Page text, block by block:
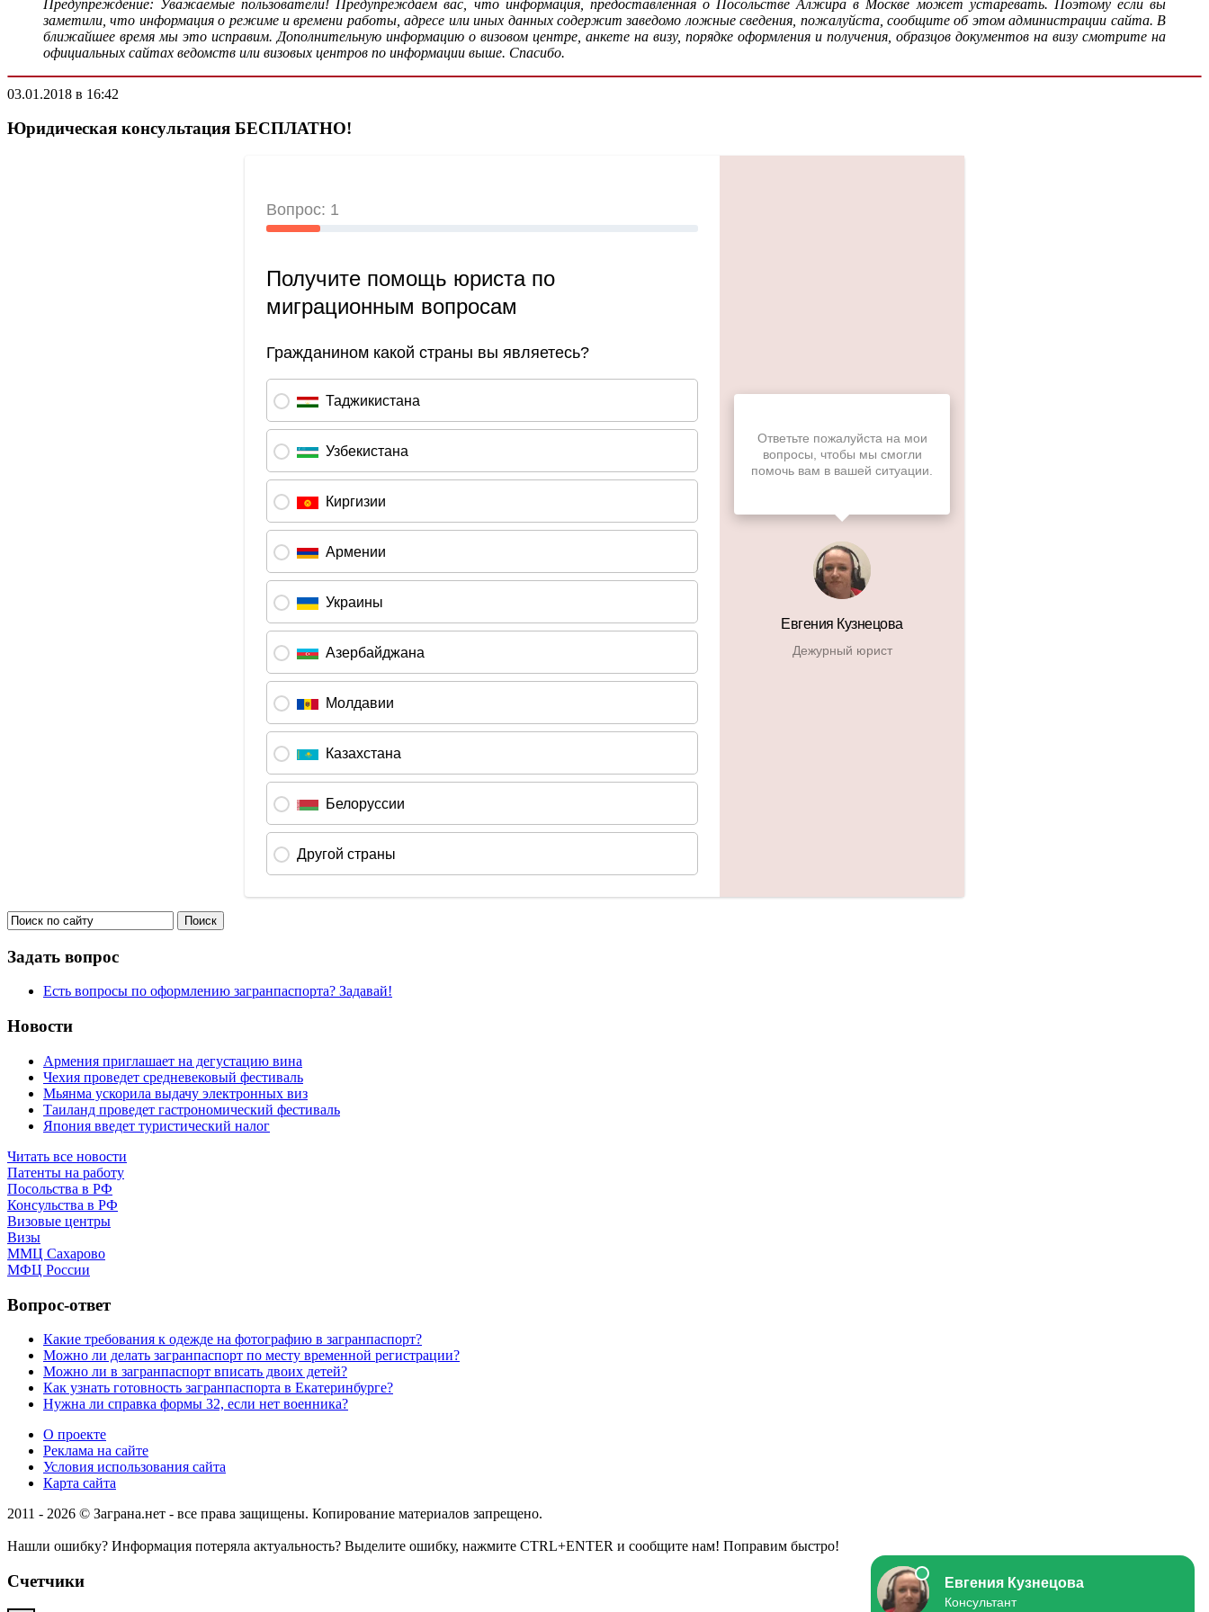
Предупреждение: Уважаемые пользователи! Предупреждаем вас, что информация, предоставленная о Посольстве Алжира в Москве может устаревать. Поэтому если вы
заметили, что информация о режиме и времени работы, адресе или иных данных содержит заведомо ложные сведения, пожалуйста, сообщите об этом администрации сайта. В
ближайшее время мы это исправим. Дополнительную информацию о визовом центре, анкете на визу, порядке оформления и получения, образцов документов на визу смотрите на
официальных сайтах ведомств или визовых центров по информации выше. Спасибо.
03.01.2018 в 16:42
Юридическая консультация БЕСПЛАТНО!
Задать вопрос
Есть вопросы по оформлению загранпаспорта? Задавай!
Новости
Армения приглашает на дегустацию вина
Чехия проведет средневековый фестиваль
Мьянма ускорила выдачу электронных виз
Таиланд проведет гастрономический фестиваль
Япония введет туристический налог
Читать все новости
Патенты на работу
Посольства в РФ
Консульства в РФ
Визовые центры
Визы
ММЦ Сахарово
МФЦ России
Вопрос-ответ
Какие требования к одежде на фотографию в загранпаспорт?
Можно ли делать загранпаспорт по месту временной регистрации?
Можно ли в загранпаспорт вписать двоих детей?
Как узнать готовность загранпаспорта в Екатеринбурге?
Нужна ли справка формы 32, если нет военника?
О проекте
Реклама на сайте
Условия использования сайта
Карта сайта
2011 - 2026 © Заграна.нет - все права защищены. Копирование материалов запрещено.
Нашли ошибку? Информация потеряла актуальность? Выделите ошибку, нажмите CTRL+ENTER и сообщите нам! Поправим быстро!
Счетчики